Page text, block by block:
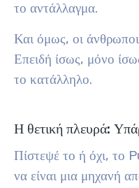
το αντάλλαγμα.
Και όμως, οι
Επειδή ίσως, μόνο
το κατάλληλο.
Η θετική πλευρά:
Πίστεψέ το ή όχι, το
να είναι μια μηχανή